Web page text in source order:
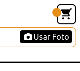
Usar Foto